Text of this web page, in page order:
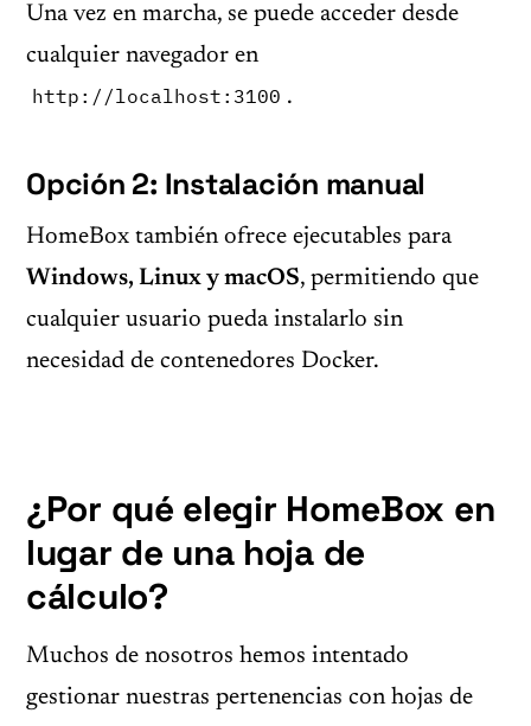
Una vez en marcha, se puede acceder desde
cualquier navegador en
http://localhost:3100 .
Opción 2: Instalación manual
HomeBox también ofrece ejecutables para
Windows, Linux y macOS, permitiendo que
cualquier usuario pueda instalarlo sin
necesidad de contenedores Docker.
¿Por qué elegir HomeBox en
lugar de una hoja de
cálculo?
Muchos de nosotros hemos intentado
gestionar nuestras pertenencias con hojas de